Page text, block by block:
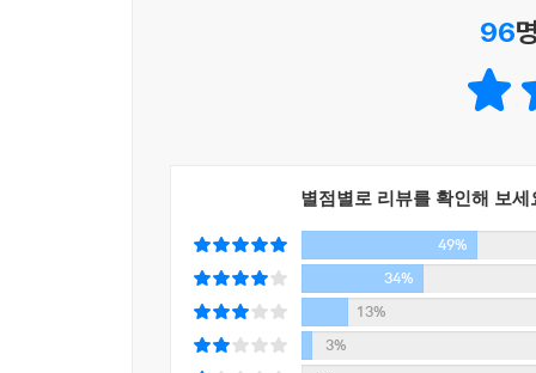
보듬어주는 작가의 너른 품, 그가 끝내 놓지 않는
선하고 쓸모 있는 것이 될 거야. 그걸 믿고 앞으
그렇게 해서 나는 이 겨울을 고양이 먹이를 주며
접시에 사료를 부어놓을 때의 내 모습이 내 마
해._「겨울나기」에서
96
별점별로 리뷰를 확인해 보세
49%
34%
13%
3%